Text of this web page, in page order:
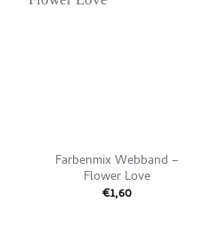
Farbenmix Webband –
Flower Love
€1,60